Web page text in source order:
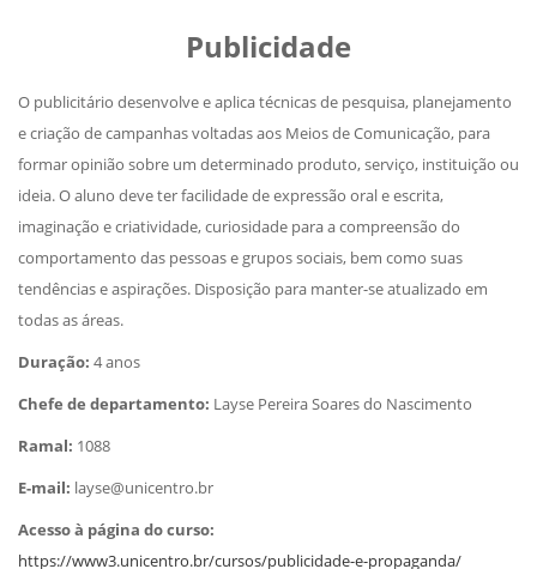
Publicidade
O publicitário desenvolve e aplica técnicas de pesquisa, planejamento
e criação de campanhas voltadas aos Meios de Comunicação, para
formar opinião sobre um determinado produto, serviço, instituição ou
ideia. O aluno deve ter facilidade de expressão oral e escrita,
imaginação e criatividade, curiosidade para a compreensão do
comportamento das pessoas e grupos sociais, bem como suas
tendências e aspirações. Disposição para manter-se atualizado em
todas as áreas.
Duração: 4 anos
Chefe de departamento: Layse Pereira Soares do Nascimento
Ramal: 1088
E-mail: layse@unicentro.br
Acesso à página do curso:
https://www3.unicentro.br/cursos/publicidade-e-propaganda/